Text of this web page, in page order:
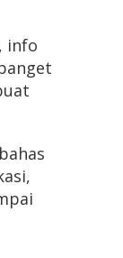
info